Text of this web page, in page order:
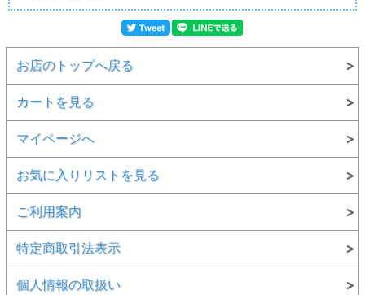
お店のトップへ戻る
カートを見る
マイページへ
お気に入りリストを見る
ご利用案内
特定商取引法表示
個人情報の取扱い